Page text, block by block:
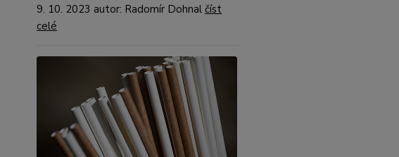
9. 10. 2023 autor: Radomír Dohnal číst
celé